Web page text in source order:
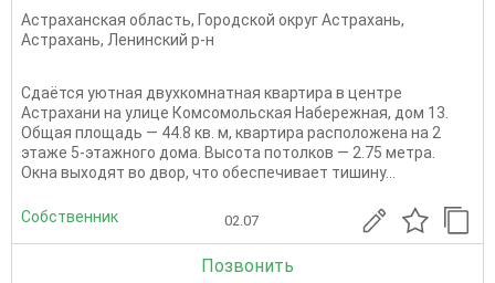
Астраханская область, Городской округ Астрахань,
Астрахань, Ленинский р-н
Сдаётся уютная двухкомнатная квартира в центре
Астрахани на улице Комсомольская Набережная, дом 13.
Общая площадь — 44.8 кв. м, квартира расположена на 2
этаже 5-этажного дома. Высота потолков — 2.75 метра.
Окна выходят во двор, что обеспечивает тишину...
Собственник 02.07
Позвонить